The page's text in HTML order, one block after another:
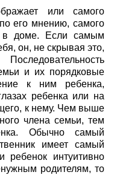
или самого
его мнению, самого
в доме. Если самым
он, не скрывая это,
и их порядковые
к ним ребенка,
ребенка или на
к нему. Чем выше
члена семьи, тем
Обычно самый
имеет самый
ребенок интуитивно
родителям, то